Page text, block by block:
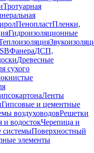
Тротуарная
ПенопластПленки,
Гидроизоляционные
ФанераДСП,
Древесные
сухого
Ленты
Гипсовые и цементные
воздуховодовРешетки
и водостокЧерепица и
системыПоверхностный
элементы